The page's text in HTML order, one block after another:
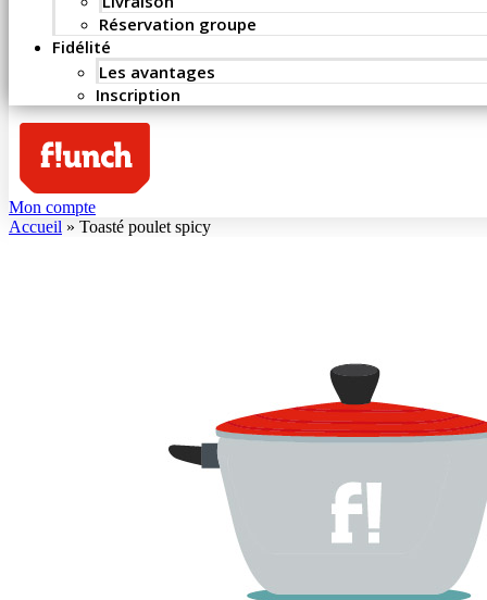
Réservation groupe
Fidélité
Les avantages
Inscription
Mon compte
Accueil » Toasté poulet spicy